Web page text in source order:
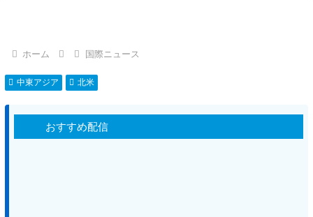
ホーム 国際ニュース
中東アジア 北米
おすすめ配信